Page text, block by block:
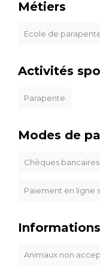
Métiers
Ecole de
Activités
Parapente
Modes de
Chèques
Paiement en ligne
Animaux non